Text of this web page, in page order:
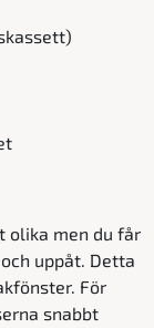
olika men du får
uppåt. Detta
För
snabbt